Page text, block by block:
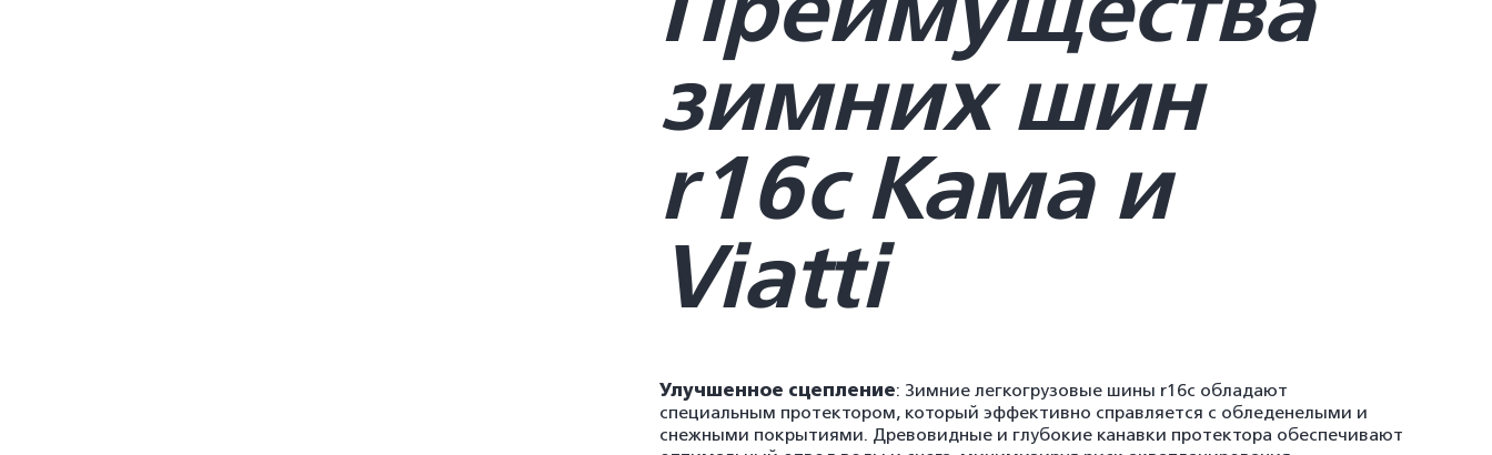
зимних шин
r16с Кама и
Viatti
Улучшенное сцепление: Зимние легкогрузовые шины r16с обладают
специальным протектором, который эффективно справляется с обледенелыми и
снежными покрытиями. Древовидные и глубокие канавки протектора обеспечивают